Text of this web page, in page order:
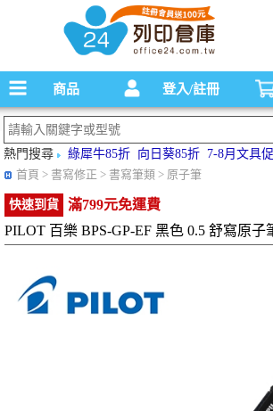
碳粉匣，墨水匣,原廠碳粉匣，副廠碳粉匣，環保碳粉匣,
倉庫線上購物手機版
商品 登入/註冊
熱門搜尋 綠犀牛85折 向日葵85折 7-8月文具
首頁 > 書寫修正 > 書寫筆類 > 原子筆
快速到貨
滿799元免運費
PILOT 百樂 BPS-GP-EF 黑色 0.5 舒寫原子